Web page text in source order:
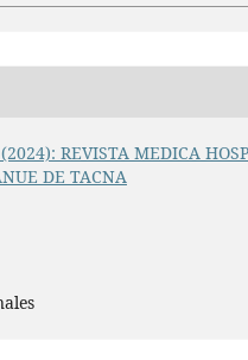
REVISTA MEDICA
DE TACNA